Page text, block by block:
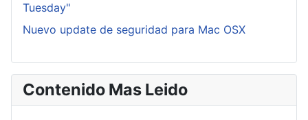
Tuesday"
Nuevo update de seguridad para Mac OSX
Contenido Mas Leido